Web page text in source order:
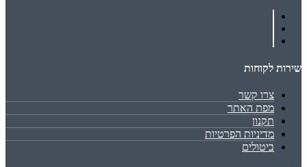
שירות לקוחות
צרו קשר
מפת האתר
תקנון
מדיניות הפרטיות
ביטולים